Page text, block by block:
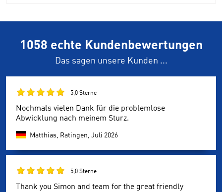
1058 echte Kundenbewertungen
Das sagen unsere Kunden ...
5,0 Sterne
Nochmals vielen Dank für die problemlose
Abwicklung nach meinem Sturz.
Matthias, Ratingen, Juli 2026
5,0 Sterne
Thank you Simon and team for the great friendly